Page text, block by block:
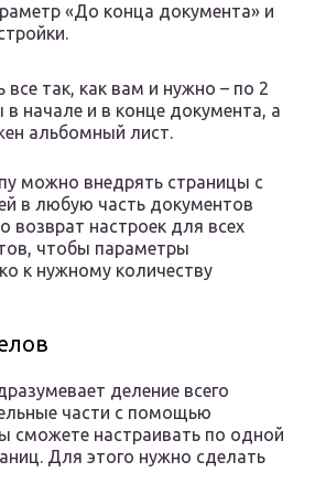
«До конца документа» и
все так, как вам и нужно – по 2
начале и в конце документа, а
альбомный лист.
можно внедрять страницы с
в любую часть документов
возврат настроек для всех
чтобы параметры
к нужному количеству
деление всего
части с помощью
сможете настраивать по одной
Для этого нужно сделать